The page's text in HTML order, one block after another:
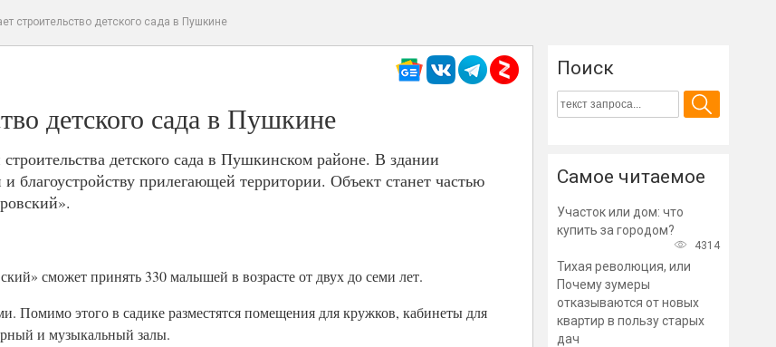
строительство детского сада в Пушкине
детского сада в Пушкине
детского сада в Пушкинском районе. В здании
прилегающей территории. Объект станет частью
сможет принять 330 малышей в возрасте от двух до семи лет.
Помимо этого в садике разместятся помещения для кружков, кабинеты для
и музыкальный залы.
Поиск
Самое читаемое
Участок или дом: что
купить за городом?
4314
Тихая революция, или
Почему зумеры
отказываются от новых
квартир в пользу старых
дач